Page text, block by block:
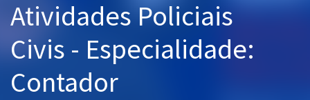
Questões grátis
Aprovados
Atividades Policiais
Civis - Especialidade:
Contador